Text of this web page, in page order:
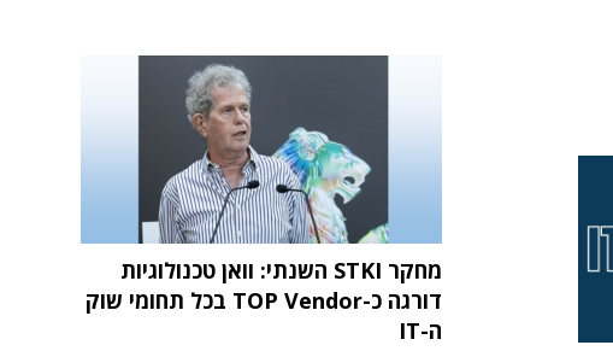
מחקר STKI השנתי: וואן טכנולוגיות
דורגה כ-TOP Vendor בכל תחומי שוק
ה-IT